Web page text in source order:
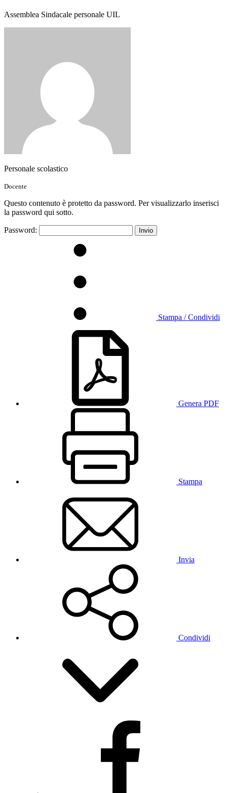
Assemblea Sindacale personale UIL
Personale scolastico
Docente
Questo contenuto è protetto da password. Per visualizzarlo inserisci
la password qui sotto.
Password:
Stampa / Condividi
Genera PDF
Stampa
Invia
Condividi